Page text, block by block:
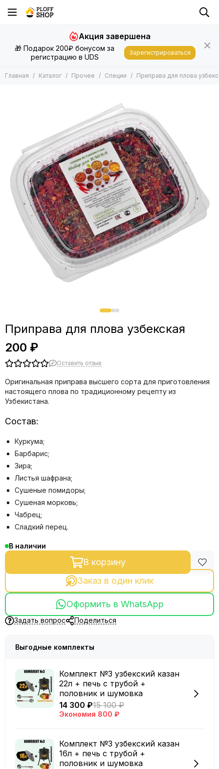
Прочее
Специи
Газовые горелки
🎁 Подарок 200₽ бонусом за
регистрацию в UDS
Акция завершена
Зарегистрироваться
Главная Каталог Прочее Специи Приправа для плова
Приправа для плова узбекская
200 ₽
Оставить отзыв
Оригинальная приправа высшего сорта для приготовления
настоящего плова по традиционному рецепту из
Узбекистана.
Состав:
Куркума;
Барбарис;
Зира;
Листья шафрана;
Сушеные помидоры;
Сушеная морковь;
Чабрец;
Сладкий перец.
В наличии
В корзину
Заказ в один клик
Оформить в WhatsApp
Задать вопрос Поделиться
Выгодные комплекты
Комплект №3 узбекский казан
22л + печь с трубой +
половник и шумовка
14 300 ₽15 100 ₽
Экономия 800 ₽
Комплект №3 узбекский казан
16л + печь с трубой +
половник и шумовка